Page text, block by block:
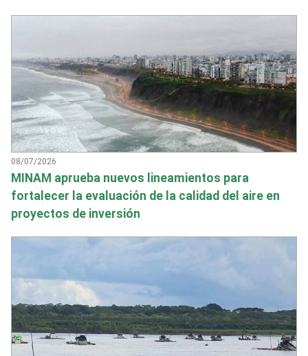
08/07/2026
MINAM aprueba nuevos lineamientos para
fortalecer la evaluación de la calidad del aire en
proyectos de inversión